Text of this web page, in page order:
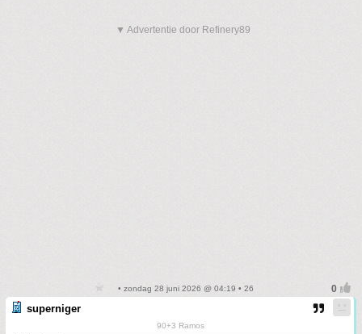
▼ Advertentie door Refinery89
• zondag 28 juni 2026 @ 04:19 • 26
superniger
90+3 Ramos